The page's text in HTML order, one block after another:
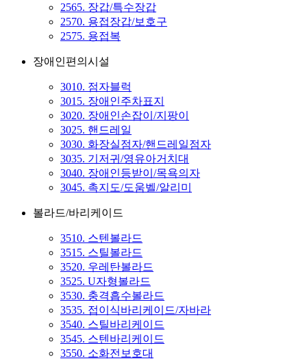
2565. 장갑/특수장갑
2570. 용접장갑/보호구
2575. 용접복
장애인편의시설
3010. 점자블럭
3015. 장애인주차표지
3020. 장애인손잡이/지팡이
3025. 핸드레일
3030. 화장실점자/핸드레일점자
3035. 기저귀/영유아거치대
3040. 장애인등받이/목욕의자
3045. 촉지도/도움벨/알리미
볼라드/바리케이드
3510. 스텐볼라드
3515. 스틸볼라드
3520. 우레탄볼라드
3525. U자형볼라드
3530. 충격흡수볼라드
3535. 접이식바리케이드/자바라
3540. 스틸바리케이드
3545. 스텐바리케이드
3550. 소화전보호대